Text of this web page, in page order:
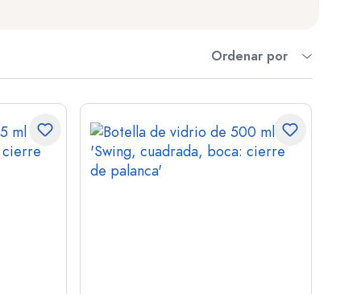
Ordenar por